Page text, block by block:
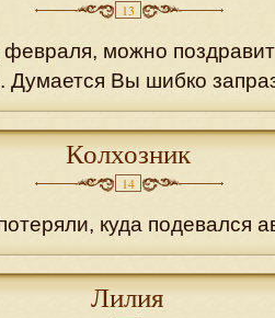
13
февраля, можно
Думается Вы шибко
Колхозник
14
куда подевался
Лилия